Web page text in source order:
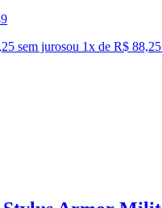
sem jurosou 1x de R$ 88,25